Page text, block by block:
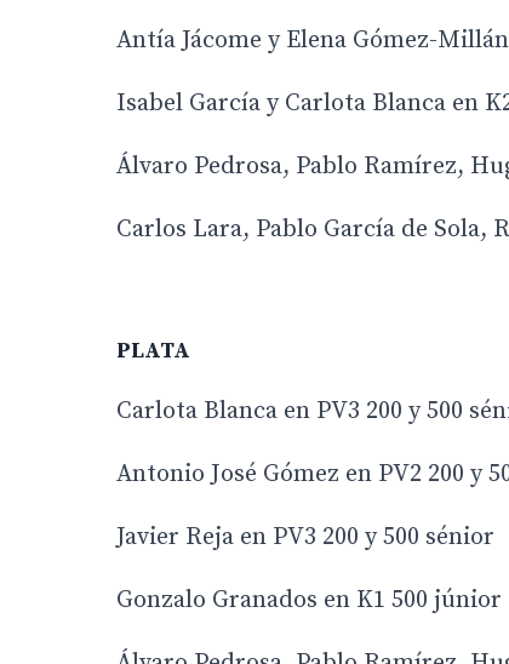
Antía Jácome y Elena Gómez-
Isabel García y Carlota Blanca en
Álvaro Pedrosa, Pablo Ramírez,
Carlos Lara, Pablo García de Sola,
PLATA
Carlota Blanca en PV3 200 y 500
Antonio José Gómez en PV2 200 y
Javier Reja en PV3 200 y 500 sénior
Gonzalo Granados en K1 500 júnior